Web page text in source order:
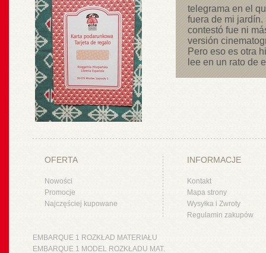
telegrama en el
fuera de mi
contestó fue ni
versión
Pero eso es otra
lee en un rato de
OFERTA
Nowości
Promocje
Najczęściej kupowane
INFORMACJE
Kontakt
Mapa strony
Wysyłka i Zwroty
Regulamin zakupów
EMBARQUE 1 ROZKŁAD MATERIAŁU
EMBARQUE 1 MODEL ROZKŁADU MAT.